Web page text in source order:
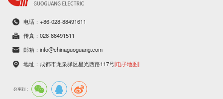
电话：+86-028-88491611
传真：028-88491511
邮箱：info@chinaguoguang.com
地址：成都市龙泉驿区星光西路117号[电子地图]
分享到：